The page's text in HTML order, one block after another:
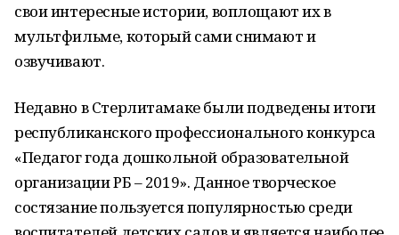
свои интересные истории, воплощают их в
мультфильме, который сами снимают и
озвучивают.
Недавно в Стерлитамаке были подведены итоги
республиканского профессионального конкурса
«Педагог года дошкольной образовательной
организации РБ – 2019». Данное творческое
состязание пользуется популярностью среди